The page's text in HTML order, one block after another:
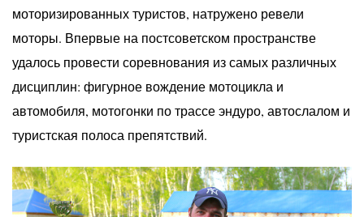
моторизированных туристов, натружено ревели
моторы. Впервые на постсоветском пространстве
удалось провести соревнования из самых различных
дисциплин: фигурное вождение мотоцикла и
автомобиля, мотогонки по трассе эндуро, автослалом и
туристская полоса препятствий.